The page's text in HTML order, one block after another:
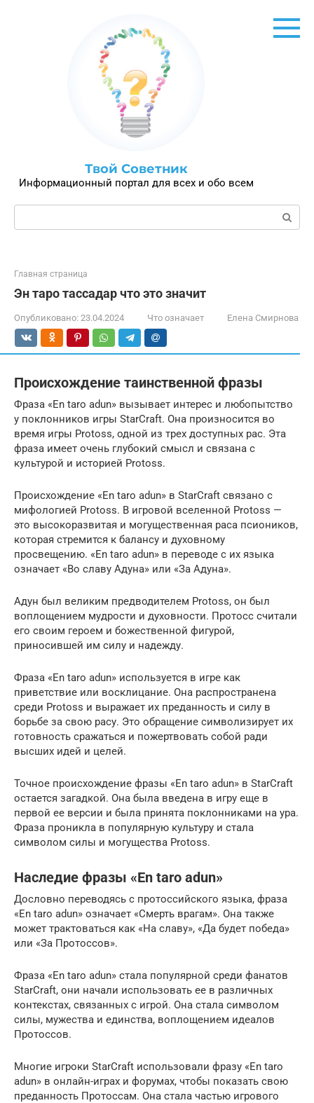
Твой Советник
Информационный портал для всех и обо всем
Поиск:
Главная страница
Эн таро тассадар что это значит
Опубликовано: 23.04.2024 Что означает Елена Смирнова
Происхождение таинственной фразы
Фраза «En taro adun» вызывает интерес и любопытство
у поклонников игры StarCraft. Она произносится во
время игры Protoss, одной из трех доступных рас. Эта
фраза имеет очень глубокий смысл и связана с
культурой и историей Protoss.
Происхождение «En taro adun» в StarCraft связано с
мифологией Protoss. В игровой вселенной Protoss —
это высокоразвитая и могущественная раса псиоников,
которая стремится к балансу и духовному
просвещению. «En taro adun» в переводе с их языка
означает «Во славу Адуна» или «За Адуна».
Адун был великим предводителем Protoss, он был
воплощением мудрости и духовности. Протосс считали
его своим героем и божественной фигурой,
приносившей им силу и надежду.
Фраза «En taro adun» используется в игре как
приветствие или восклицание. Она распространена
среди Protoss и выражает их преданность и силу в
борьбе за свою расу. Это обращение символизирует их
готовность сражаться и пожертвовать собой ради
высших идей и целей.
Точное происхождение фразы «En taro adun» в StarCraft
остается загадкой. Она была введена в игру еще в
первой ее версии и была принята поклонниками на ура.
Фраза проникла в популярную культуру и стала
символом силы и могущества Protoss.
Наследие фразы «En taro adun»
Дословно переводясь с протоссийского языка, фраза
«En taro adun» означает «Смерть врагам». Она также
может трактоваться как «На славу», «Да будет победа»
или «За Протоссов».
Фраза «En taro adun» стала популярной среди фанатов
StarCraft, они начали использовать ее в различных
контекстах, связанных с игрой. Она стала символом
силы, мужества и единства, воплощением идеалов
Протоссов.
Многие игроки StarCraft использовали фразу «En taro
adun» в онлайн-играх и форумах, чтобы показать свою
преданность Протоссам. Она стала частью игрового